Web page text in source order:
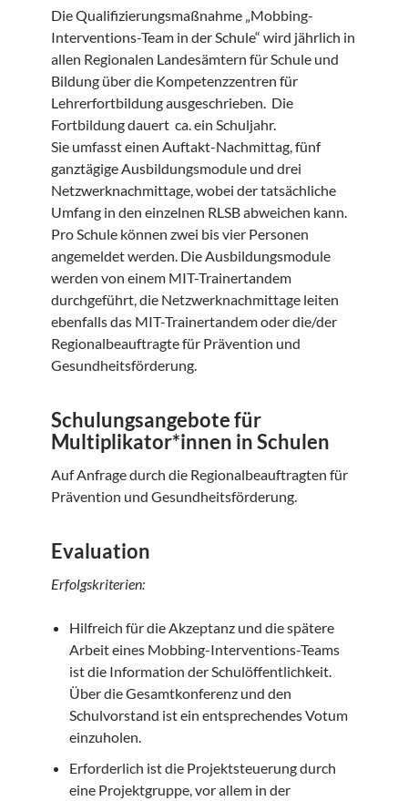
Die Qualifizierungsmaßnahme „Mobbing-
Interventions-Team in der Schule“ wird jährlich in
allen Regionalen Landesämtern für Schule und
Bildung über die Kompetenzzentren für
Lehrerfortbildung ausgeschrieben. Die
Fortbildung dauert ca. ein Schuljahr.
Sie umfasst einen Auftakt-Nachmittag, fünf
ganztägige Ausbildungsmodule und drei
Netzwerknachmittage, wobei der tatsächliche
Umfang in den einzelnen RLSB abweichen kann.
Pro Schule können zwei bis vier Personen
angemeldet werden. Die Ausbildungsmodule
werden von einem MIT-Trainertandem
durchgeführt, die Netzwerknachmittage leiten
ebenfalls das MIT-Trainertandem oder die/der
Regionalbeauftragte für Prävention und
Gesundheitsförderung.
Schulungsangebote für
Multiplikator*innen in Schulen
Auf Anfrage durch die Regionalbeauftragten für
Prävention und Gesundheitsförderung.
Evaluation
Erfolgskriterien:
Hilfreich für die Akzeptanz und die spätere
Arbeit eines Mobbing-Interventions-Teams
ist die Information der Schulöffentlichkeit.
Über die Gesamtkonferenz und den
Schulvorstand ist ein entsprechendes Votum
einzuholen.
Erforderlich ist die Projektsteuerung durch
eine Projektgruppe, vor allem in der